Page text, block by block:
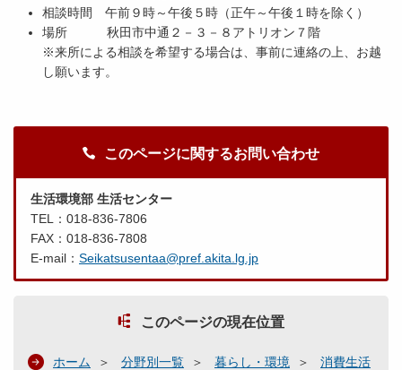
相談時間 午前９時～午後５時（正午～午後１時を除く）
場所 秋田市中通２－３－８アトリオン７階
※来所による相談を希望する場合は、事前に連絡の上、お越
し願います。
このページに関するお問い合わせ
生活環境部 生活センター
TEL：018-836-7806
FAX：018-836-7808
E-mail： Seikatsusentaa@pref.akita.lg.jp
このページの現在位置
ホーム 分野別一覧 暮らし・環境
消費生活